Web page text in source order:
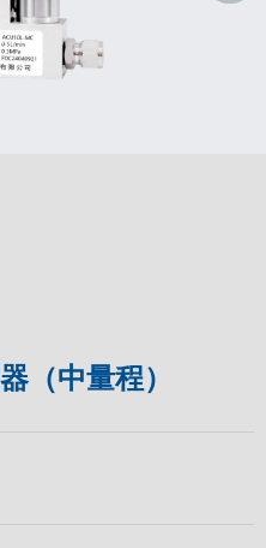
（中量程）